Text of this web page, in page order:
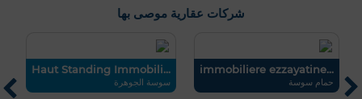
شركات عقارية موصى بها
immobiliere ezzayatine...
حمام سوسة
Haut Standing Immobili...
سوسة الجوهرة
0 / 500